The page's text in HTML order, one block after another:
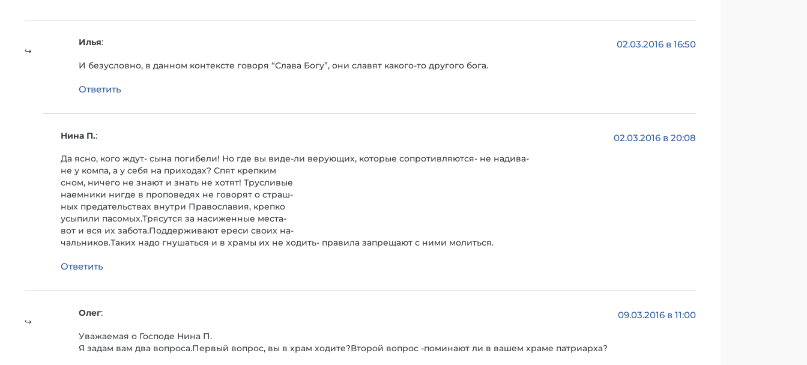
Илья: 02.03.2016 в 16:50
И безусловно, в данном контексте говоря “Слава Богу”, они славят какого-то другого бога.
Ответить
Нина П.: 02.03.2016 в 20:08
Да ясно, кого ждут- сына погибели! Но где вы виде-ли верующих, которые сопротивляются- не надива-
не у компа, а у себя на приходах? Спят крепким
сном, ничего не знают и знать не хотят! Трусливые
наемники нигде в проповедях не говорят о страш-
ных предательствах внутри Православия, крепко
усыпили пасомых.Трясутся за насиженные места-
вот и вся их забота.Поддерживают ереси своих на-
чальников.Таких надо гнушаться и в храмы их не ходить- правила запрещают с ними молиться.
Ответить
Олег: 09.03.2016 в 11:00
Уважаемая о Господе Нина П.
Я задам вам два вопроса.Первый вопрос, вы в храм ходите?Второй вопрос -поминают ли в вашем храме патриарха?